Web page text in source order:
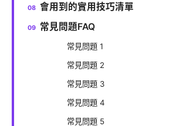
會用到的實用技巧清單
常見問題FAQ
常見問題 1
常見問題 2
常見問題 3
常見問題 4
常見問題 5